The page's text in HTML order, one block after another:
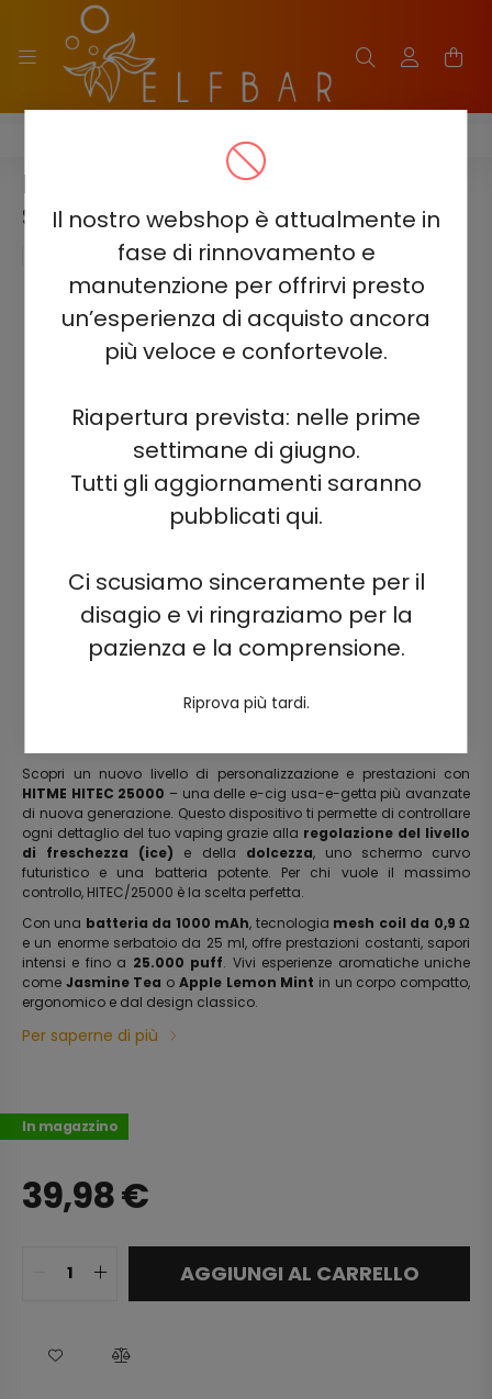
Il nostro webshop è attualmente in
fase di rinnovamento e
manutenzione per offrirvi presto
un’esperienza di acquisto ancora
più veloce e confortevole.
Riapertura prevista: nelle prime
settimane di giugno.
Tutti gli aggiornamenti saranno
pubblicati qui.
Ci scusiamo sinceramente per il
disagio e vi ringraziamo per la
pazienza e la comprensione.
Riprova più tardi.
HITME HITEC 25000
HITME HITEC 25000 -
STRAWBERRY BUBBLEGUM 5%
Scopri un nuovo livello di personalizzazione e prestazioni con
HITME HITEC 25000 – una delle e-cig usa-e-getta più avanzate
di nuova generazione. Questo dispositivo ti permette di controllare
ogni dettaglio del tuo vaping grazie alla regolazione del livello
di freschezza (ice) e della dolcezza, uno schermo curvo
futuristico e una batteria potente. Per chi vuole il massimo
controllo, HITEC/25000 è la scelta perfetta.
Con una batteria da 1000 mAh, tecnologia mesh coil da 0,9 Ω
e un enorme serbatoio da 25 ml, offre prestazioni costanti, sapori
intensi e fino a 25.000 puff. Vivi esperienze aromatiche uniche
come Jasmine Tea o Apple Lemon Mint in un corpo compatto,
ergonomico e dal design classico.
Per saperne di più
In magazzino
39,98€
AGGIUNGI AL CARRELLO